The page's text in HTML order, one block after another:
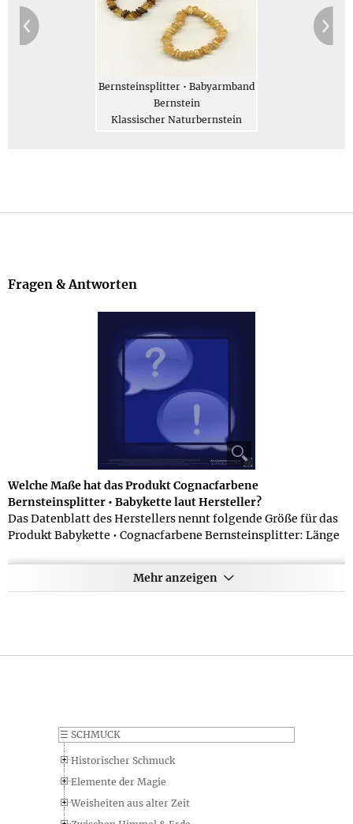
Bernsteinsplitter • Babyarmband
Bernstein
Klassischer Naturbernstein
Fragen & Antworten
Welche Maße hat das Produkt Cognacfarbene
Bernsteinsplitter • Babykette laut Hersteller?
Das Datenblatt des Herstellers nennt folgende Größe für das
Produkt Babykette • Cognacfarbene Bernsteinsplitter: Länge
Durchmesser der Bernsteinsplitter: ca. 0,7 *cm*;
Schraubverschluss hat einen Durchmesser von ca. 5 *mm*
folgendermaßen: 9 g
Wie lautet die Materialangabe für das Produkt
Cognacfarbene Bernsteinsplitter • Babykette?
Das Produkt Cognacfarbene Bernsteinsplitter • Babykette
besteht aus dem folgenden Material: Splitter in Cognac aus
Mehr anzeigen
☰ SCHMUCK
Historischer Schmuck
Elemente der Magie
Weisheiten aus alter Zeit